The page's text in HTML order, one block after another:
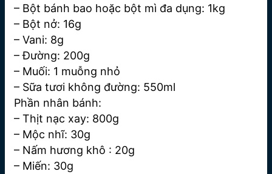
– Bột bánh bao hoặc bột mì đa dụng: 1kg
– Bột nở: 16g
– Vani: 8g
– Đường: 200g
– Muối: 1 muỗng nhỏ
– Sữa tươi không đường: 550ml
Phần nhân bánh:
– Thịt nạc xay: 800g
– Mộc nhĩ: 30g
– Nấm hương khô : 20g
– Miến: 30g